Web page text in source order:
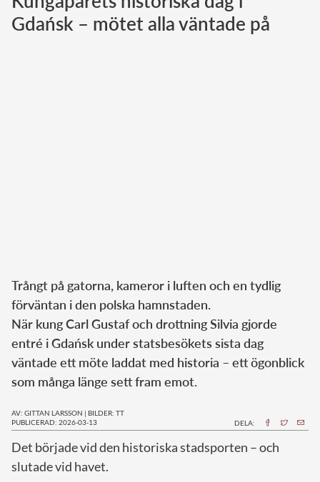
Norska kungahuset
Gdańsk – mötet alla väntade på
Trångt på gatorna, kameror i luften och en tydlig
förväntan i den polska hamnstaden.
När kung Carl Gustaf och drottning Silvia gjorde
entré i Gdańsk under statsbesökets sista dag
väntade ett möte laddat med historia – ett ögonblick
som många länge sett fram emot.
AV: GITTAN LARSSON | BILDER: TT
PUBLICERAD: 2026-03-13
DELA:
Det började vid den historiska stadsporten – och
slutade vid havet.